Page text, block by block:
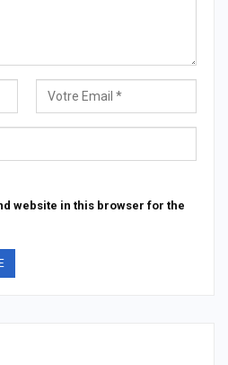
website in this browser for the